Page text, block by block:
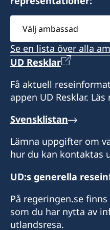
Konsul
Gervais Polewa
Kontakta
+234 209 9047302
Nickie Akosa
Notera att konsulatet
viseringsfrågor.
Kontakta ambassaden
+234 209 9047302
Konsul
Philip Åkesson
Välj
ambassad
Se en lista över alla
UD Resklar
Få aktuell
appen UD Resklar.
Svensklistan
Lämna uppgifter om
hur du kan kontaktas
UD:s generella
På regeringen.se
som du har nytta av
utlandsresa.